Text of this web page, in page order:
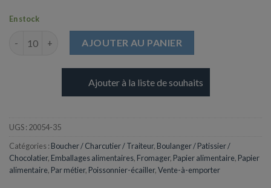
En stock
quantité de Bobine de Papier Kraft Blanchi - 35cm
AJOUTER AU PANIER
Ajouter à la liste de souhaits
UGS : 20054-35
Catégories : Boucher / Charcutier / Traiteur, Boulanger / Patissier /
Chocolatier, Emballages alimentaires, Fromager, Papier alimentaire, Papier
alimentaire, Par métier, Poissonnier-écailler,Vente-à-emporter